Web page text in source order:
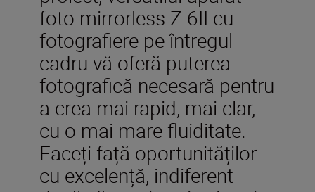
foto mirrorless Z 6II cu
fotografiere pe întregul
cadru vă oferă puterea
fotografică necesară pentru
a crea mai rapid, mai clar,
cu o mai mare fluiditate.
Faceți față oportunităților
cu excelență, indiferent